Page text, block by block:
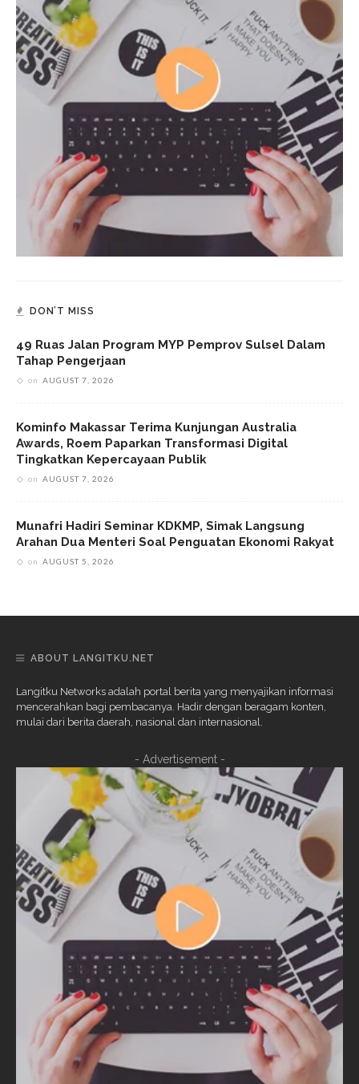
DON’T MISS
49 Ruas Jalan Program MYP Pemprov Sulsel Dalam
Tahap Pengerjaan
on AUGUST 7, 2026
Kominfo Makassar Terima Kunjungan Australia
Awards, Roem Paparkan Transformasi Digital
Tingkatkan Kepercayaan Publik
on AUGUST 7, 2026
Munafri Hadiri Seminar KDKMP, Simak Langsung
Arahan Dua Menteri Soal Penguatan Ekonomi Rakyat
on AUGUST 5, 2026
ABOUT LANGITKU.NET
Langitku Networks adalah portal berita yang menyajikan informasi
mencerahkan bagi pembacanya. Hadir dengan beragam konten,
mulai dari berita daerah, nasional dan internasional.
- Advertisement -